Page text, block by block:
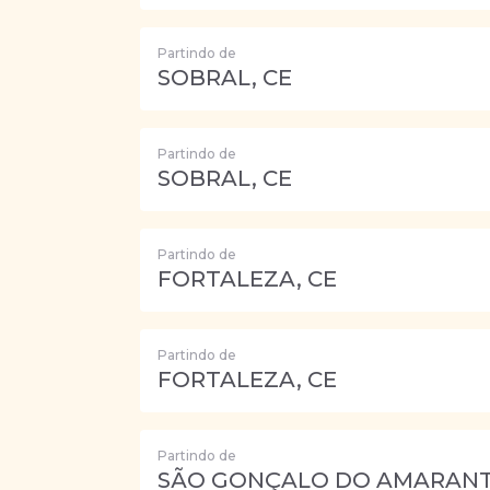
Partindo de
SOBRAL, CE
Partindo de
SOBRAL, CE
Partindo de
FORTALEZA, CE
Partindo de
FORTALEZA, CE
Partindo de
SÃO GONÇALO DO